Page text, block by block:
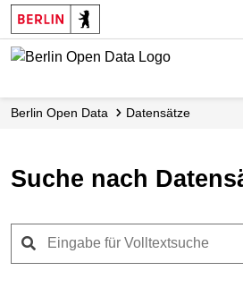
Skip
to
main
Berlin Open Data Datensätze
Suche nach